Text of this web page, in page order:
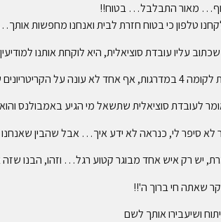
מאור התבלבל… בטוח!!
טלפון כי בטוח חזרת לבית ואנחנו מחפשות
עליו עובדת סוציאלית, היא לוקחת אותנו
וכלום… שוב עולות, שוב יורדות..
לעובדת סוציאלית שתשאל מי הגיע באמבולנס
לא ידע איך… אבל שהבין שאנחנו מפרפרות מעל 3 שעות בחיפושים, הוא
יש רק איש אחד מבוגר קטוע רגל… וזהו, הבנו
שאתה חי ברוך ה'!!
ושיעבירו אותך לשם